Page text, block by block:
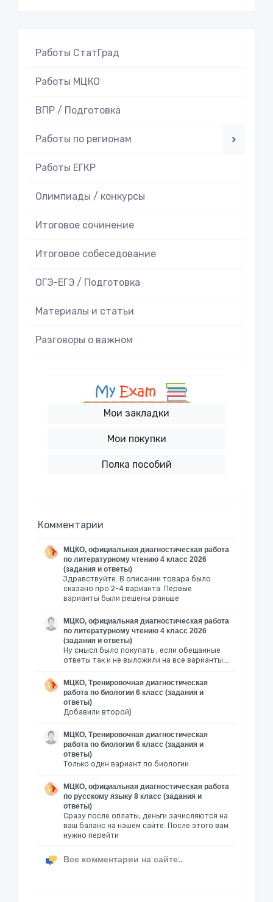
Работы СтатГрад
Работы МЦКО
ВПР / Подготовка
Работы по регионам
Работы ЕГКР
Олимпиады / конкурсы
Итоговое cочинение
Итоговое cобеседование
ОГЭ-ЕГЭ / Подготовка
Материалы и статьи
Разговоры о важном
Мои закладки
Мои покупки
Полка пособий
Комментарии
МЦКО, официальная диагностическая работа
по литературному чтению 4 класс 2026
(задания и ответы)
Здравствуйте. В описании товара было
сказано про 2-4 варианта. Первые
варианты были решены раньше
МЦКО, официальная диагностическая работа
по литературному чтению 4 класс 2026
(задания и ответы)
Ну смысл было покупать , если обещанные
ответы так и не выложили на все варианты….
МЦКО, Тренировочная диагностическая
работа по биологии 6 класс (задания и
ответы)
Добавили второй)
МЦКО, Тренировочная диагностическая
работа по биологии 6 класс (задания и
ответы)
Только один вариант по биологии
МЦКО, официальная диагностическая работа
по русскому языку 8 класс (задания и
ответы)
Сразу после оплаты, деньги зачисляются на
ваш баланс на нашем сайте. После этого вам
нужно перейти
Все комментарии на сайте..